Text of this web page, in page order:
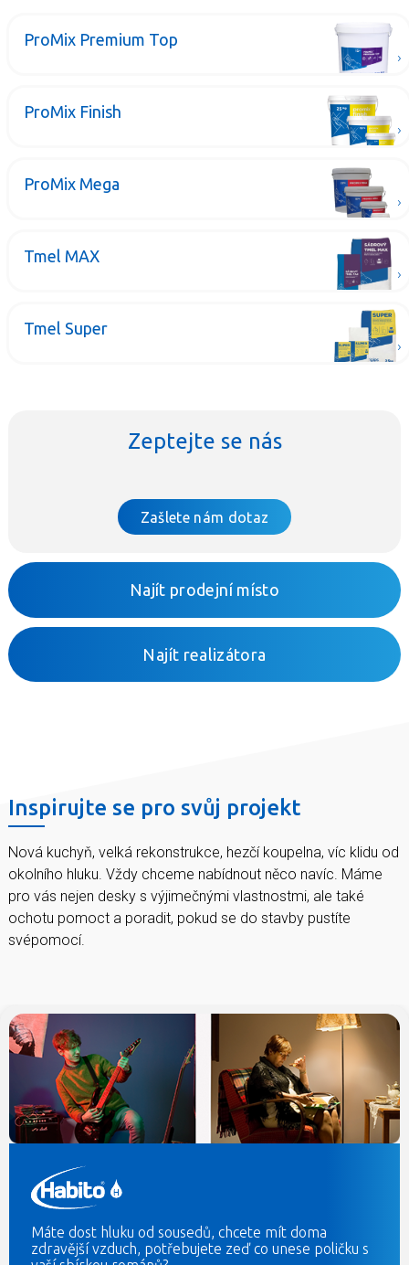
ProMix Premium Top
ProMix Finish
ProMix Mega
Tmel MAX
Tmel Super
Zeptejte se nás
Zašlete nám dotaz
Najít prodejní místo
Najít realizátora
Inspirujte se pro svůj projekt
Nová kuchyň, velká rekonstrukce, hezčí koupelna, víc klidu od
okolního hluku. Vždy chceme nabídnout něco navíc. Máme
pro vás nejen desky s výjimečnými vlastnostmi, ale také
ochotu pomoct a poradit, pokud se do stavby pustíte
svépomocí.
Máte dost hluku od sousedů, chcete mít doma
zdravější vzduch, potřebujete zeď co unese poličku s